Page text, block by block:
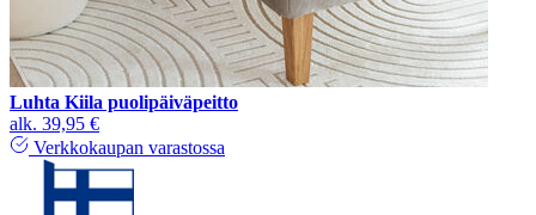
Luhta Kiila puolipäiväpeitto
alk. 39,95 €
Verkkokaupan varastossa